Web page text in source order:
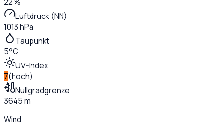
Luftdruck (NN)
1013 hPa
Taupunkt
5°C
UV-Index
7(hoch)
Nullgradgrenze
3645 m
Wind